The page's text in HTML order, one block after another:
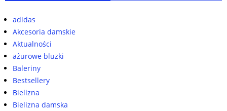
adidas
Akcesoria damskie
Aktualności
ażurowe bluzki
Baleriny
Bestsellery
Bielizna
Bielizna damska